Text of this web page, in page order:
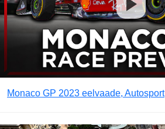
Monaco GP 2023 eelvaade, Autosport